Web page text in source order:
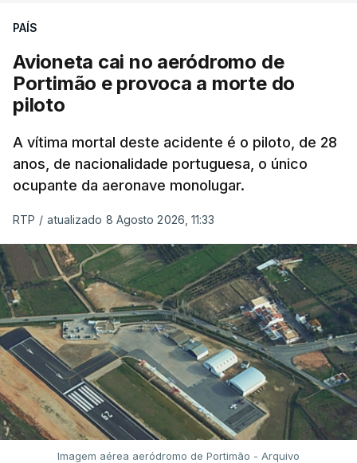
PAÍS
Avioneta cai no aeródromo de
Portimão e provoca a morte do
piloto
A vítima mortal deste acidente é o piloto, de 28
anos, de nacionalidade portuguesa, o único
ocupante da aeronave monolugar.
RTP / atualizado 8 Agosto 2026, 11:33
Imagem aérea aeródromo de Portimão - Arquivo